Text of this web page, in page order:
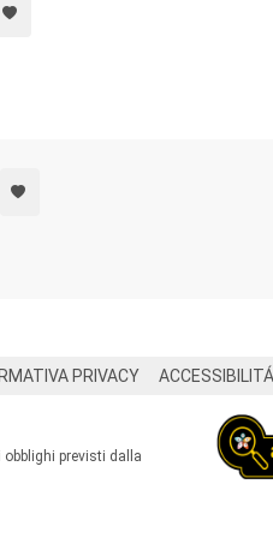
PRIVACY ACCESSIBILITÁ
previsti dalla